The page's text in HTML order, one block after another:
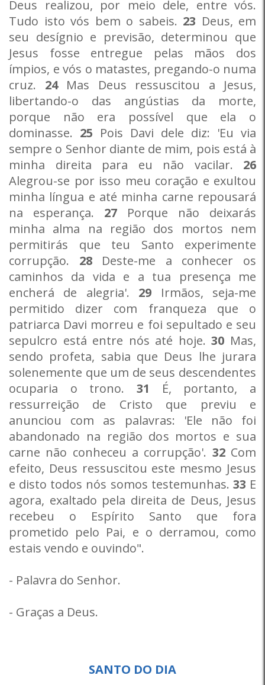
Deus realizou, por meio dele, entre vós.
Tudo isto vós bem o sabeis. 23 Deus, em
seu desígnio e previsão, determinou que
Jesus fosse entregue pelas mãos dos
ímpios, e vós o matastes, pregando-o numa
cruz. 24Mas Deus ressuscitou a Jesus,
libertando-o das angústias da morte,
porque não era possível que ela o
dominasse. 25 Pois Davi dele diz: 'Eu via
sempre o Senhor diante de mim, pois está à
minha direita para eu não vacilar. 26
Alegrou-se por isso meu coração e exultou
minha língua e até minha carne repousará
na esperança. 27 Porque não deixarás
minha alma na região dos mortos nem
permitirás que teu Santo experimente
corrupção. 28Deste-me a conhecer os
caminhos da vida e a tua presença me
encherá de alegria'. 29 Irmãos, seja-me
permitido dizer com franqueza que o
patriarca Davi morreu e foi sepultado e seu
sepulcro está entre nós até hoje.30 Mas,
sendo profeta, sabia que Deus lhe jurara
solenemente que um de seus descendentes
ocuparia o trono. 31
É, portanto, a
ressurreição de Cristo que previu e
anunciou com as palavras: 'Ele não foi
abandonado na região dos mortos e sua
carne não conheceu a corrupção'. 32Com
efeito, Deus ressuscitou este mesmo Jesus
e disto todos nós somos testemunhas. 33 E
agora, exaltado pela direita de Deus, Jesus
recebeu o Espírito Santo que fora
prometido pelo Pai, e o derramou, como
estais vendo e ouvindo".
- Palavra do Senhor.
- Graças a Deus.
SANTO DO DIA